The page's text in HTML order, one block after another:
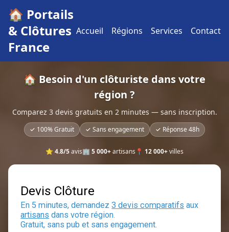
🏠 Portails
& Clôtures
France
Accueil Régions Services Contact
🏠 Besoin d'un clôturiste dans votre
région ?
Comparez 3 devis gratuits en 2 minutes — sans inscription.
✓ 100% Gratuit ✓ Sans engagement ✓ Réponse 48h
⭐ 4.8/5avis🏢 5 000+artisans 📍 12 000+villes